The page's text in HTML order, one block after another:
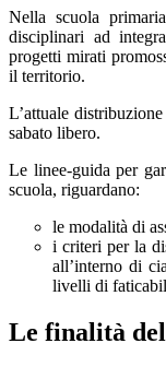
Nella scuola
disciplinari ad
progetti mirati
il territorio.
L’attuale
sabato libero.
Le linee-guida per
scuola, riguardano:
le modalità di
i criteri per la
all’interno di
livelli di
Le finalità